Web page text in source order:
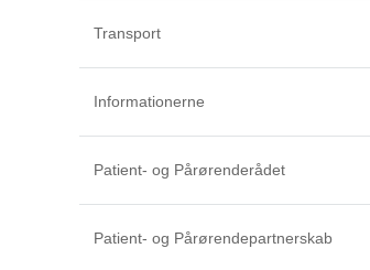
Transport
Informationerne
Patient- og Pårørenderådet
Patient- og Pårørendepartnerskab